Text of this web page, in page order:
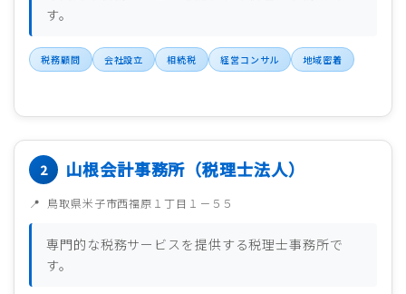
す。
税務顧問 会社設立 相続税 経営コンサル 地域密着
山根会計事務所（税理士法人）
鳥取県米子市西福原１丁目１－５５
専門的な税務サービスを提供する税理士事務所で
す。